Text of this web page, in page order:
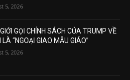
5, 2026
GỌI CHÍNH SÁCH CỦA TRUMP VỀ
LÀ “NGOẠI GIAO MẪU GIÁO”
5, 2026